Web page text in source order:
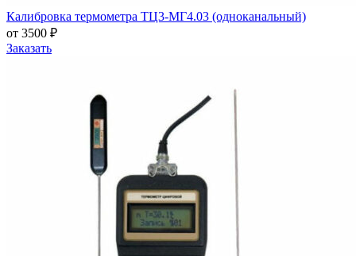
Калибровка термометра ТЦ3-МГ4.03 (одноканальный)
от 3500 ₽
Заказать